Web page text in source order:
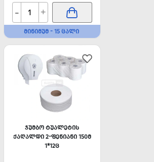
- +
ᲛᲘᲜᲘᲛᲣᲛ - 15 ᲪᲐᲚᲘ
ᲯᲣᲛᲑᲝ ᲢᲣᲐᲚᲔᲢᲘᲡ
ᲥᲐᲦᲐᲚᲓᲘ 2-ᲤᲔᲜᲘᲐᲜᲘ 150Მ
1*12Ც